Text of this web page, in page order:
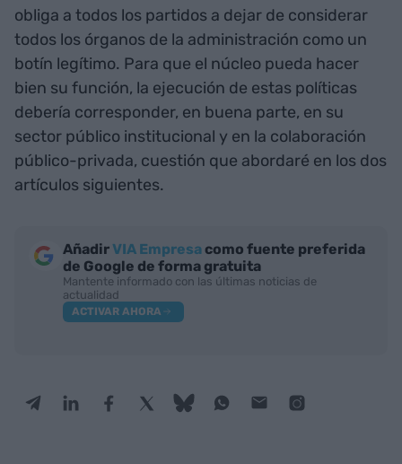
obliga a todos los partidos a dejar de considerar
todos los órganos de la administración como un
botín legítimo. Para que el núcleo pueda hacer
bien su función, la ejecución de estas políticas
debería corresponder, en buena parte, en su
sector público institucional y en la colaboración
público-privada, cuestión que abordaré en los dos
artículos siguientes.
AñadirVIA Empresa como fuente preferida
de Google de forma gratuita
Mantente informado con las últimas noticias de
actualidad
ACTIVAR AHORA